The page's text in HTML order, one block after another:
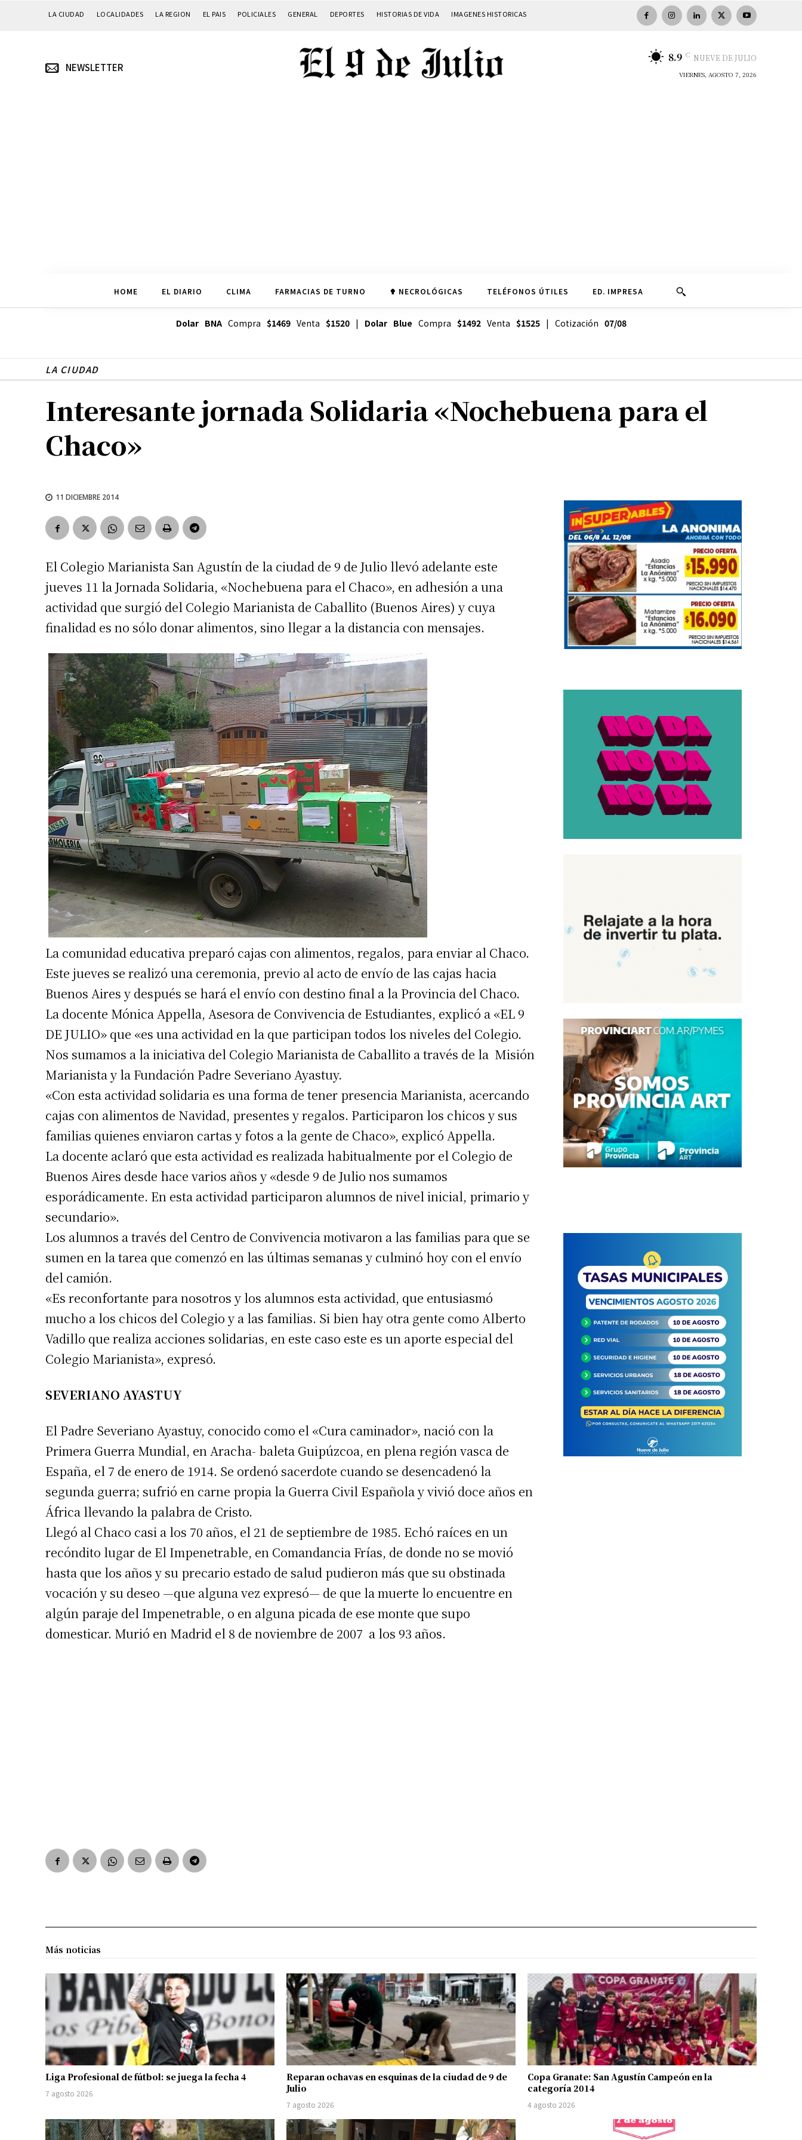
Suscribirme gratis
Dirección de correo electrónico *
Apellidos
LA CIUDAD LOCALIDADES LA REGION EL PAIS POLICIALES GENERAL DEPORTES HISTORIAS DE VIDA IMAGENES HISTORICAS
NEWSLETTER
8.9 C NUEVE DE JULIO
VIERNES, AGOSTO 7, 2026
HOME EL DIARIO CLIMA FARMACIAS DE TURNO ✟ NECROLÓGICAS TELÉFONOS ÚTILES ED. IMPRESA
Dolar BNACompra $1469Venta $1520| Dolar Blue Compra $1492Venta $1525| Cotización 07/08
LA CIUDAD
Interesante jornada Solidaria «Nochebuena para el
Chaco»
11 DICIEMBRE 2014
El Colegio Marianista San Agustín de la ciudad de 9 de Julio llevó adelante este
jueves 11 la Jornada Solidaria, «Nochebuena para el Chaco», en adhesión a una
actividad que surgió del Colegio Marianista de Caballito (Buenos Aires) y cuya
finalidad es no sólo donar alimentos, sino llegar a la distancia con mensajes.
La comunidad educativa preparó cajas con alimentos, regalos, para enviar al Chaco.
Este jueves se realizó una ceremonia, previo al acto de envío de las cajas hacia
Buenos Aires y después se hará el envío con destino final a la Provincia del Chaco.
La docente Mónica Appella, Asesora de Convivencia de Estudiantes, explicó a «EL 9
DE JULIO» que «es una actividad en la que participan todos los niveles del Colegio.
Nos sumamos a la iniciativa del Colegio Marianista de Caballito a través de la Misión
Marianista y la Fundación Padre Severiano Ayastuy.
«Con esta actividad solidaria es una forma de tener presencia Marianista, acercando
cajas con alimentos de Navidad, presentes y regalos. Participaron los chicos y sus
familias quienes enviaron cartas y fotos a la gente de Chaco», explicó Appella.
La docente aclaró que esta actividad es realizada habitualmente por el Colegio de
Buenos Aires desde hace varios años y «desde 9 de Julio nos sumamos
esporádicamente. En esta actividad participaron alumnos de nivel inicial, primario y
secundario».
Los alumnos a través del Centro de Convivencia motivaron a las familias para que se
sumen en la tarea que comenzó en las últimas semanas y culminó hoy con el envío
del camión.
«Es reconfortante para nosotros y los alumnos esta actividad, que entusiasmó
mucho a los chicos del Colegio y a las familias. Si bien hay otra gente como Alberto
Vadillo que realiza acciones solidarias, en este caso este es un aporte especial del
Colegio Marianista», expresó.
SEVERIANO AYASTUY
El Padre Severiano Ayastuy, conocido como el «Cura caminador», nació con la
Primera Guerra Mundial, en Aracha- baleta Guipúzcoa, en plena región vasca de
España, el 7 de enero de 1914. Se ordenó sacerdote cuando se desencadenó la
segunda guerra; sufrió en carne propia la Guerra Civil Española y vivió doce años en
África llevando la palabra de Cristo.
Llegó al Chaco casi a los 70 años, el 21 de septiembre de 1985. Echó raíces en un
recóndito lugar de El Impenetrable, en Comandancia Frías, de donde no se movió
hasta que los años y su precario estado de salud pudieron más que su obstinada
vocación y su deseo —que alguna vez expresó— de que la muerte lo encuentre en
algún paraje del Impenetrable, o en alguna picada de ese monte que supo
domesticar. Murió en Madrid el 8 de noviembre de 2007 a los 93 años.
Más noticias
Liga Profesional de fútbol: se juega la fecha 4
7 agosto 2026
Reparan ochavas en esquinas de la ciudad de 9 de
Julio
7 agosto 2026
Copa Granate: San Agustín Campeón en la
categoría 2014
4 agosto 2026